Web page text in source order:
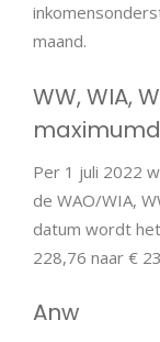
maand.
WW, WIA,
Per 1 juli 2022
de WAO/WIA,
datum wordt
228,76 naar €
Anw